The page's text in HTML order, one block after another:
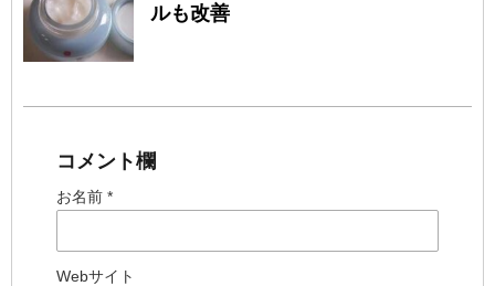
ルも改善
コメント欄
お名前 *
Webサイト